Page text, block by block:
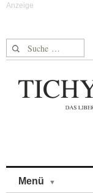
Suche nach:
Menü